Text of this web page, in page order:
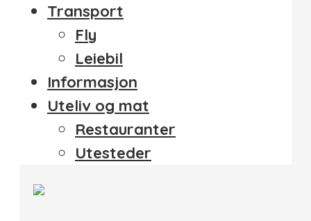
Transport
Fly
Leiebil
Informasjon
Uteliv og mat
Restauranter
Utesteder